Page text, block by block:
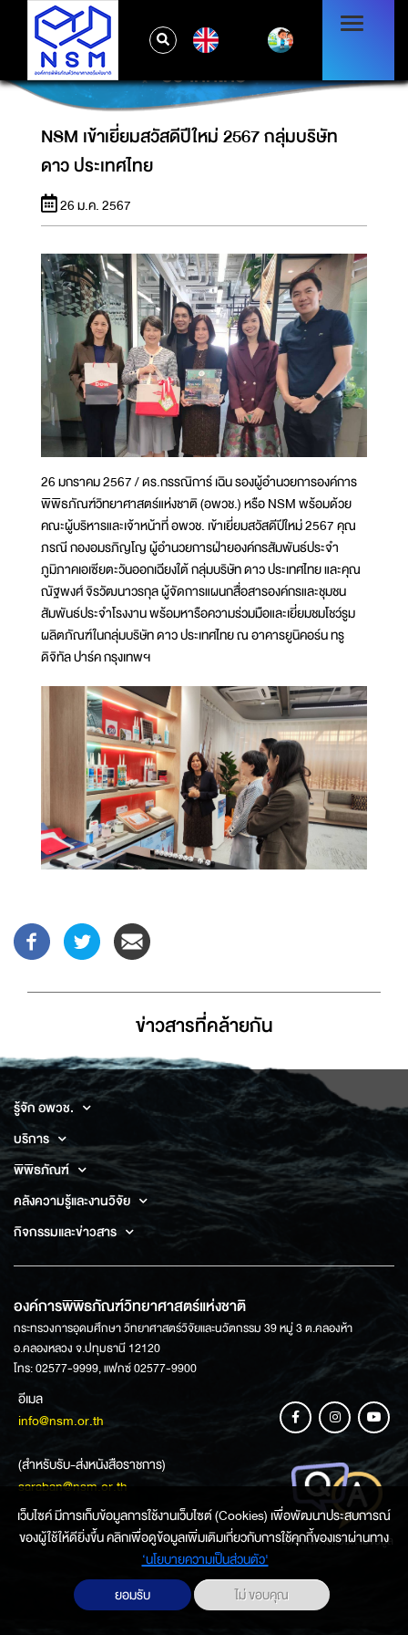
NSM เข้าเยี่ยมสวัสดีปีใหม่ 2567 กลุ่มบริษัท ดาว
ประเทศไทย
NSM เข้าเยี่ยมสวัสดีปีใหม่ 2567 กลุ่มบริษัท
ดาว ประเทศไทย
26 ม.ค. 2567
26 มกราคม 2567 / ดร.กรรณิการ์ เฉิน รองผู้อำนวยการองค์การ
พิพิธภัณฑ์วิทยาศาสตร์แห่งชาติ (อพวช.) หรือ NSM พร้อมด้วย
คณะผู้บริหารและเจ้าหน้าที่ อพวช. เข้าเยี่ยมสวัสดีปีใหม่ 2567 คุณ
ภรณี กองอมรภิญโญ ผู้อำนวยการฝ่ายองค์กรสัมพันธ์ประจำ
ภูมิภาคเอเซียตะวันออกเฉียงใต้ กลุ่มบริษัท ดาว ประเทศไทย และคุณ
ณัฐพงศ์ จิรวัฒนาวรกุล ผู้จัดการแผนกสื่อสารองค์กรและชุมชน
สัมพันธ์ประจำโรงงาน พร้อมหารือความร่วมมือและเยี่ยมชมโชว์รูม
ผลิตภัณฑ์ในกลุ่มบริษัท ดาว ประเทศไทย ณ อาคารยูนิคอร์น ทรู
ดิจิทัล ปาร์ค กรุงเทพฯ
ข่าวสารที่่คล้ายกัน
รู้จัก อพวช.
บริการ
พิพิธภัณฑ์
คลังความรู้และงานวิจัย
กิจกรรมและข่าวสาร
องค์การพิพิธภัณฑ์วิทยาศาสตร์แห่งชาติ
กระทรวงการอุดมศึกษา วิทยาศาสตร์วิจัยและนวัตกรรม 39 หมู่ 3 ต.คลองห้า
อ.คลองหลวง จ.ปทุมธานี 12120
โทร: 02577-9999, แฟกซ์ 02577-9900
อีเมล
info@nsm.or.th
(สำหรับรับ-ส่งหนังสือราชการ)
saraban@nsm.or.th
ช่องทางการสอบถามข้อมูล
เว็บไซค์ มีการเก็บข้อมูลการใช้งานเว็บไซต์ (Cookies) เพื่อพัฒนาประสบการณ์
ของผู้ใช้ให้ดียิ่งขึ้น คลิกเพื่อดูข้อมูลเพิ่มเติมเกี่ยวกับการใช้คุกกี้ของเราผ่านทาง
‘นโยบายความเป็นส่วนตัว'
ยอมรับ
ไม่ ขอบคุณ